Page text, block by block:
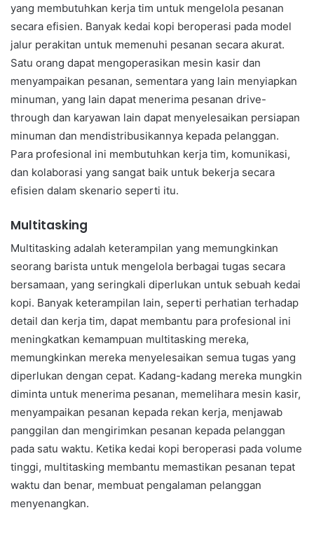
yang membutuhkan kerja tim untuk mengelola pesanan
secara efisien. Banyak kedai kopi beroperasi pada model
jalur perakitan untuk memenuhi pesanan secara akurat.
Satu orang dapat mengoperasikan mesin kasir dan
menyampaikan pesanan, sementara yang lain menyiapkan
minuman, yang lain dapat menerima pesanan drive-
through dan karyawan lain dapat menyelesaikan persiapan
minuman dan mendistribusikannya kepada pelanggan.
Para profesional ini membutuhkan kerja tim, komunikasi,
dan kolaborasi yang sangat baik untuk bekerja secara
efisien dalam skenario seperti itu.
Multitasking
Multitasking adalah keterampilan yang memungkinkan
seorang barista untuk mengelola berbagai tugas secara
bersamaan, yang seringkali diperlukan untuk sebuah kedai
kopi. Banyak keterampilan lain, seperti perhatian terhadap
detail dan kerja tim, dapat membantu para profesional ini
meningkatkan kemampuan multitasking mereka,
memungkinkan mereka menyelesaikan semua tugas yang
diperlukan dengan cepat. Kadang-kadang mereka mungkin
diminta untuk menerima pesanan, memelihara mesin kasir,
menyampaikan pesanan kepada rekan kerja, menjawab
panggilan dan mengirimkan pesanan kepada pelanggan
pada satu waktu. Ketika kedai kopi beroperasi pada volume
tinggi, multitasking membantu memastikan pesanan tepat
waktu dan benar, membuat pengalaman pelanggan
menyenangkan.